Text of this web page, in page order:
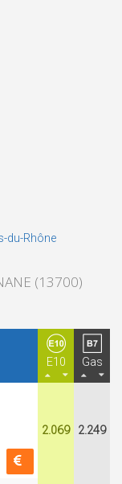
du-Rhône
(13700)
E10 Gas
2.069 2.249